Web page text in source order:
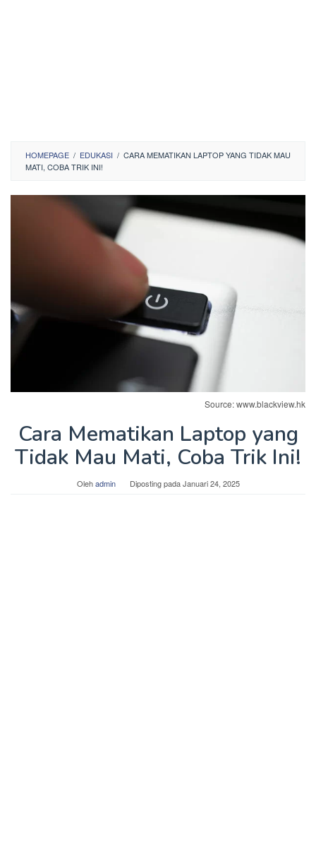
HOMEPAGE / EDUKASI / CARA MEMATIKAN LAPTOP YANG TIDAK MAU
MATI, COBA TRIK INI!
Source: www.blackview.hk
Cara Mematikan Laptop yang
Tidak Mau Mati, Coba Trik Ini!
Olehadmin Diposting padaJanuari 24, 2025